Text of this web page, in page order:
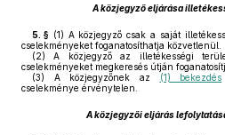
A közjegyző eljárása
5. § (1) A közjegyző csak a saját
cselekményeket foganatosíthatja közvetlenül.
(2) A közjegyző az illetékességi
cselekményeket megkeresés útján
(3) A közjegyzőnek az (1) bekezdés
cselekménye érvénytelen.
A közjegyzői eljárás